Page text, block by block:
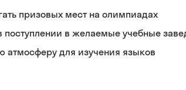
призовых мест на олимпиадах
поступлении в желаемые учебные
для изучения языков